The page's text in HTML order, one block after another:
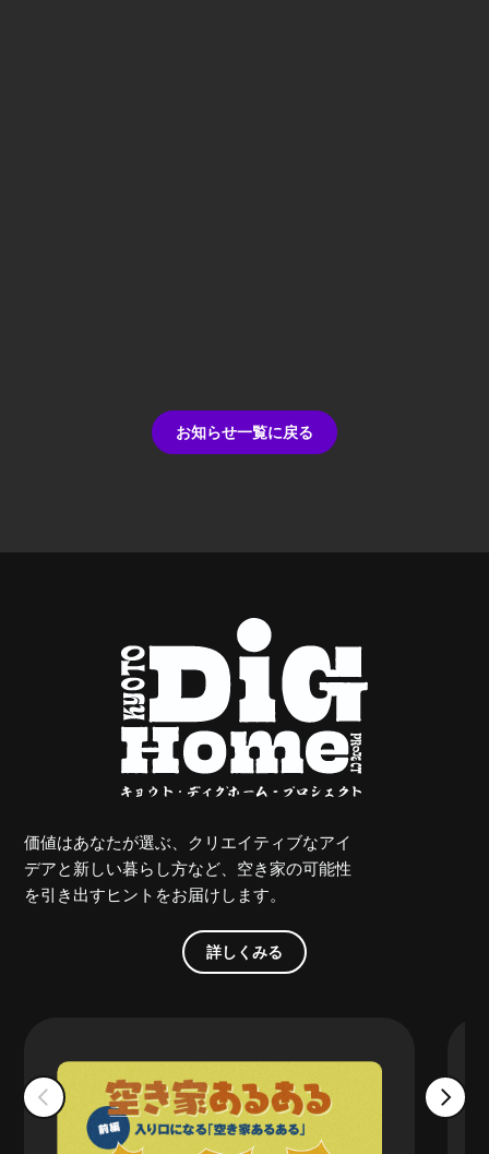
お知らせ一覧に戻る
価値はあなたが選ぶ、クリエイティブなアイ
デアと新しい暮らし方など、空き家の可能性
を引き出すヒントをお届けします。
詳しくみる